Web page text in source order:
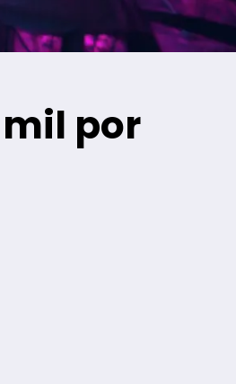
mil por